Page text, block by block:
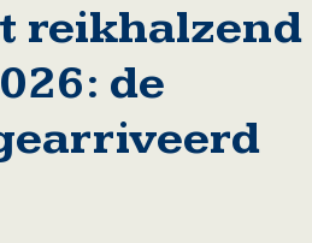
reikhalzend
de